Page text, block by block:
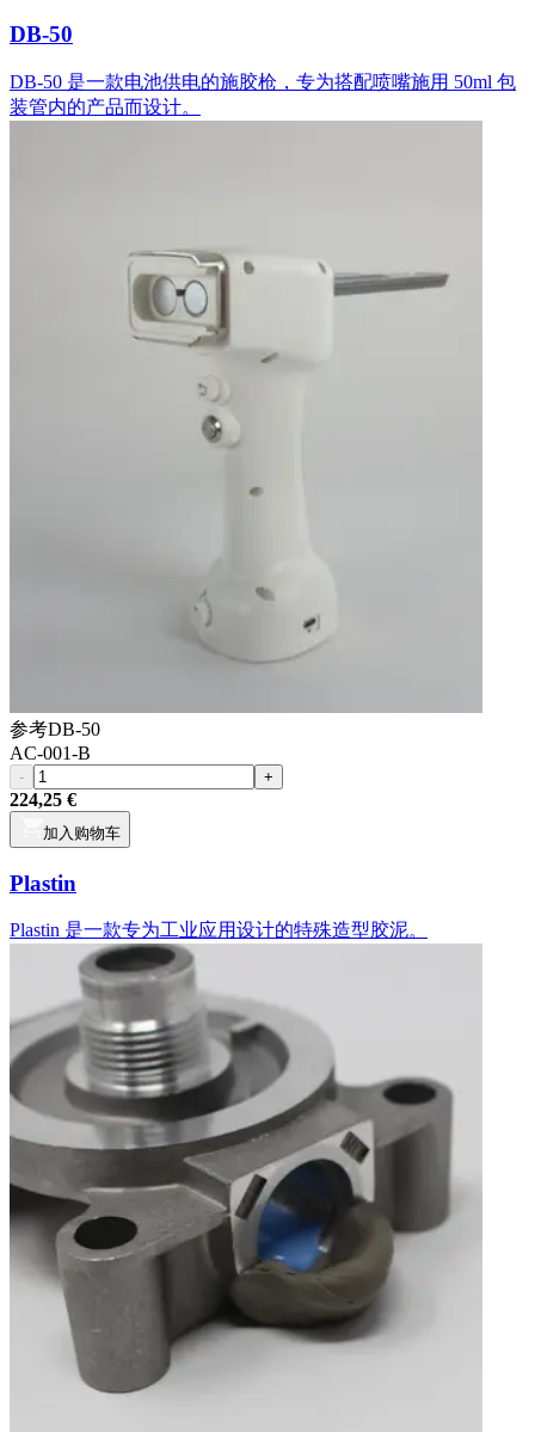
DB-50
DB-50 是一款电池供电的施胶枪，专为搭配喷嘴施用 50ml 包
装管内的产品而设计。
参考DB-50
AC-001-B
- +
224,25 €
加入购物车
Plastin
Plastin 是一款专为工业应用设计的特殊造型胶泥。